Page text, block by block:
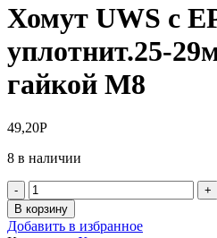
Хомут UWS c
уплотнит.25-
гайкой М8
49,20Р
8 в наличии
Количество
товара
Хомут
В корзину
Добавить в избранное